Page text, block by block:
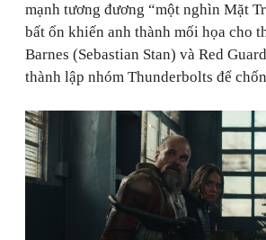
mạnh tương đương “một nghìn Mặt
bất ổn khiến anh thành mối họa cho
Barnes (Sebastian Stan) và Red
thành lập nhóm Thunderbolts để